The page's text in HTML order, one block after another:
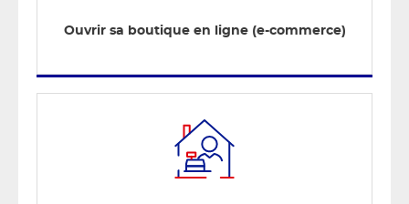
Ouvrir sa boutique en ligne (e-commerce)